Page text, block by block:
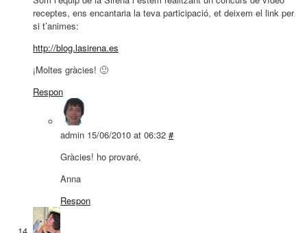
receptes, ens encantaria la teva participació, et deixem el link per
si t’animes:
http://blog.lasirena.es
¡Moltes gràcies! 🙂
Respon
admin 15/06/2010 at 06:32 #
Gràcies! ho provaré,
Anna
Respon